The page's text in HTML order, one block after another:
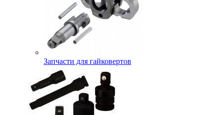
Запчасти для гайковертов